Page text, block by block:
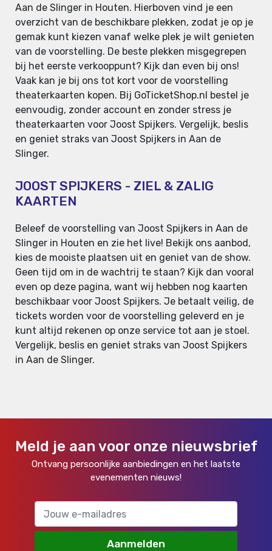
Aan de Slinger in Houten. Hierboven vind je een
overzicht van de beschikbare plekken, zodat je op je
gemak kunt kiezen vanaf welke plek je wilt genieten
van de voorstelling. De beste plekken misgegrepen
bij het eerste verkooppunt? Kijk dan even bij ons!
Vaak kan je bij ons tot kort voor de voorstelling
theaterkaarten kopen. Bij GoTicketShop.nl bestel je
eenvoudig, zonder account en zonder stress je
theaterkaarten voor Joost Spijkers. Vergelijk, beslis
en geniet straks van Joost Spijkers in Aan de
Slinger.
JOOST SPIJKERS - ZIEL & ZALIG
KAARTEN
Beleef de voorstelling van Joost Spijkers in Aan de
Slinger in Houten en zie het live! Bekijk ons aanbod,
kies de mooiste plaatsen uit en geniet van de show.
Geen tijd om in de wachtrij te staan? Kijk dan vooral
even op deze pagina, want wij hebben nog kaarten
beschikbaar voor Joost Spijkers. Je betaalt veilig, de
tickets worden voor de voorstelling geleverd en je
kunt altijd rekenen op onze service tot aan je stoel.
Vergelijk, beslis en geniet straks van Joost Spijkers
in Aan de Slinger.
Meld je aan voor onze nieuwsbrief
Ontvang persoonlijke aanbiedingen en het laatste
evenementen nieuws!
Aanmelden